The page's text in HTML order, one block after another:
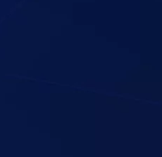
شركات
في المنازل أو المكاتب أو